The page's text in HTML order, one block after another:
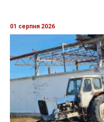
01 серпня 2026